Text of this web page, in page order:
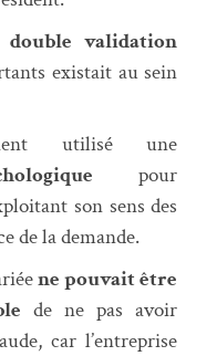
validation
existait au sein
utilisé une
pour
son sens des
de la demande.
ne pouvait être
de ne pas avoir
car l’entreprise